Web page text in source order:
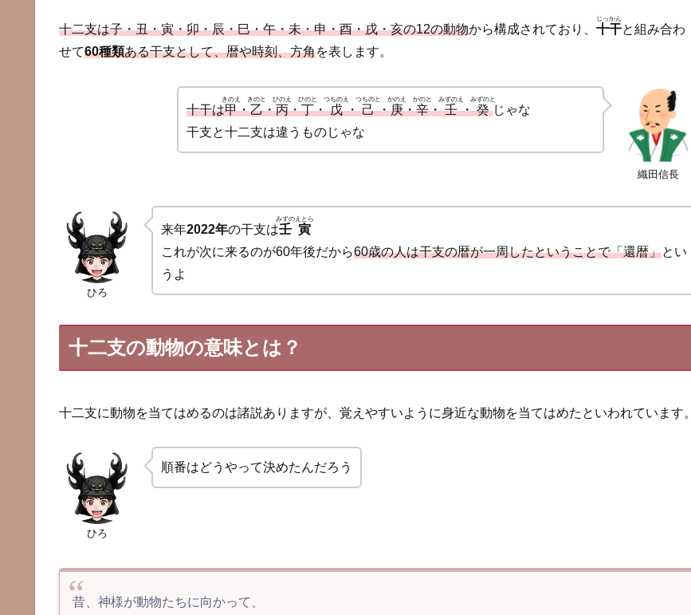
十二支は子・丑・寅・卯・辰・巳・午・未・申・酉・戌・亥の12の動物から構成されており、 十干
じっかん
と組み合わ
せて60種類ある干支として、暦や時刻、方角を表します。
織田信長
十干は甲
きのえ
・乙
きのと
・丙
ひのえ
・丁
ひのと
・ 戊
つちのえ
・ 己
つちのと
・庚
かのえ
・辛
かのと
・ 壬
みずのえ
・ 癸
みずのと
じゃな
干支と十二支は違うものじゃな
ひろ
来年2022年の干支は壬寅
みずのえとら
これが次に来るのが60年後だから60歳の人は干支の暦が一周したということで「還暦」とい
うよ
十二支の動物の意味とは？
十二支に動物を当てはめるのは諸説ありますが、覚えやすいように身近な動物を当てはめたといわれています。
ひろ
順番はどうやって決めたんだろう
昔、神様が動物たちに向かって、